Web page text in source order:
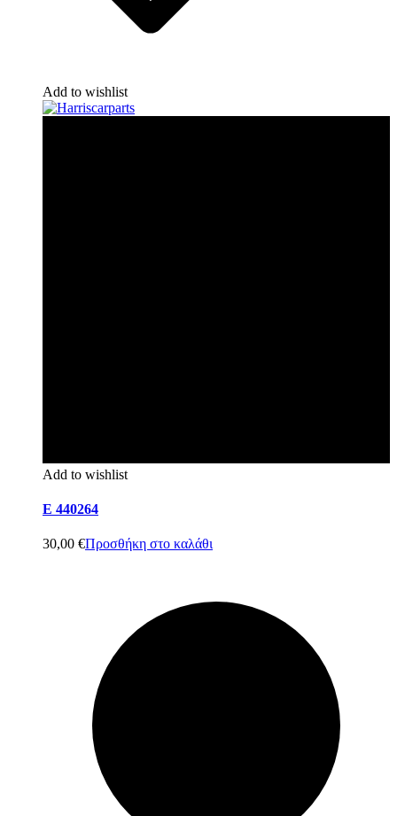
Add to wishlist
Add to wishlist
E 440264
30,00 €Προσθήκη στο καλάθι